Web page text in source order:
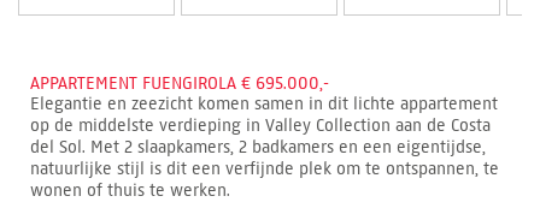
APPARTEMENT FUENGIROLA € 695.000,-
Elegantie en zeezicht komen samen in dit lichte appartement
op de middelste verdieping in Valley Collection aan de Costa
del Sol. Met 2 slaapkamers, 2 badkamers en een eigentijdse,
natuurlijke stijl is dit een verfijnde plek om te ontspannen, te
wonen of thuis te werken.